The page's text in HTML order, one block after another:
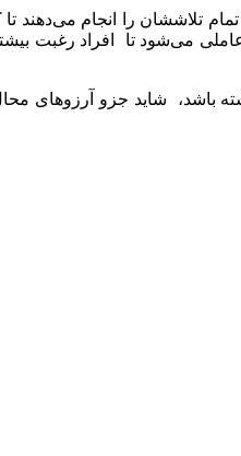
تلاششان را انجام می‌دهند
تا افراد رغبت
باشد، شاید جزو آرزوهای